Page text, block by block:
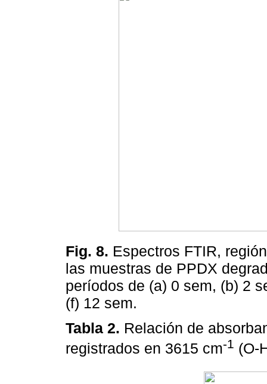
Fig. 8. Espectros FTIR,
las muestras de PPDX
períodos de (a) 0 sem, (b) 2
(f) 12 sem.
Tabla 2. Relación de
registrados en 3615 cm-1 (O-